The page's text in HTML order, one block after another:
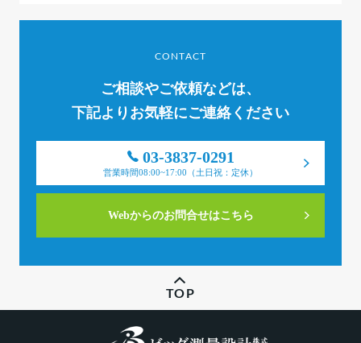
CONTACT
ご相談やご依頼などは、
下記よりお気軽にご連絡ください
03-3837-0291
営業時間08:00~17:00（土日祝：定休）
Webからのお問合せはこちら
TOP